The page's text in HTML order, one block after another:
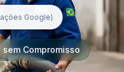
Google)
Compromisso